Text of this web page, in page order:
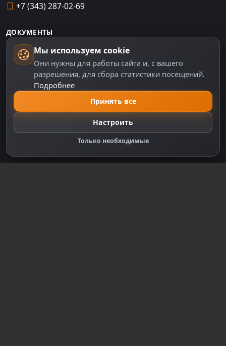
+7 (343) 287-02-69
ДОКУМЕНТЫ
Пользовательское соглашение
Политика персональных данных
Правила оплаты
Настройки cookie
Правообладателям
Правила сообщества
Мы используем cookie
Они нужны для работы сайта и, с вашего
разрешения, для сбора статистики посещений.
Подробнее
Принять все
Настроить
Только необходимые